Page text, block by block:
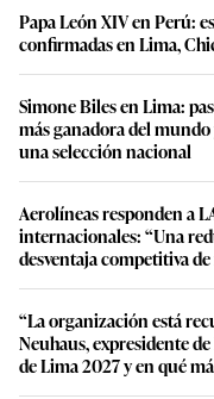
Papa León XIV en Perú:
confirmadas en Lima,
Simone Biles en Lima:
más ganadora del
una selección nacional
Aerolíneas responden a
internacionales: “Una
desventaja competitiva
“La organización está
Neuhaus, expresidente
de Lima 2027 y en qué